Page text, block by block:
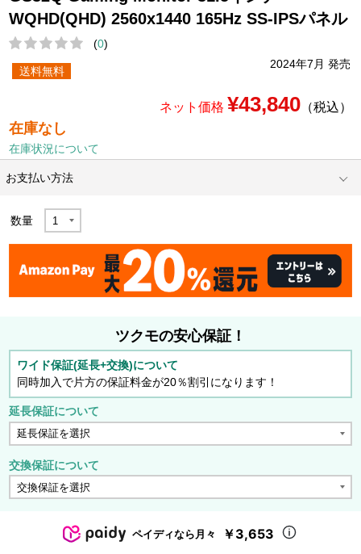
WQHD(QHD) 2560x1440 165Hz SS-IPSパネル
(0)
2024年7月 発売
送料無料
ネット価格 ¥43,840（税込）
在庫なし
在庫状況について
お支払い方法
数量
ツクモの安心保証！
ワイド保証(延長+交換)について
同時加入で片方の保証料金が20％割引になります！
延長保証について
交換保証について
ペイディなら月々 ￥3,653